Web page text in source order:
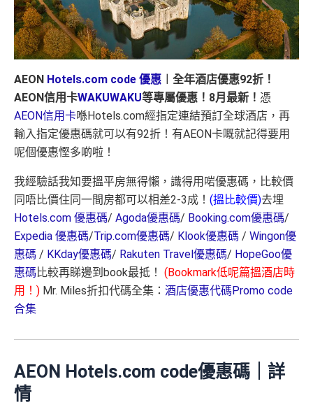
AEON Hotels.com code 優惠 ︱全年酒店優惠92折！
AEON信用卡WAKUWAKU等專屬優惠！8月最新！ 憑
AEON信用卡喺Hotels.com經指定連結預訂全球酒店，再
輸入指定優惠碼就可以有92折！有AEON卡嘅就記得要用
呢個優惠慳多啲啦！
我經驗話我知要搵平房無得懶，識得用啱優惠碼，比較價
同唔比價住同一間房都可以相差2-3成！ (搵比較價)去埋
Hotels.com 優惠碼/ Agoda優惠碼/ Booking.com優惠碼/
Expedia 優惠碼/Trip.com優惠碼/ Klook優惠碼 / Wingon優
惠碼 / KKday優惠碼/ Rakuten Travel優惠碼/ HopeGoo優
惠碼比較再睇邊到book最抵！ (Bookmark低呢篇搵酒店時
用！) Mr. Miles折扣代碼全集： 酒店優惠代碼Promo code
合集
AEON Hotels.com code優惠碼｜詳
情